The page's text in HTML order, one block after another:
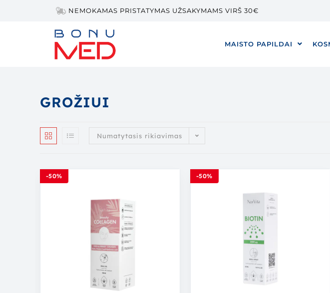
NEMOKAMAS PRISTATYMAS UŽSAKYMAMS VIRŠ 30€
MAISTO PAPILDAI
GROŽIUI
Numatytasis rikiavimas
-50% -50%